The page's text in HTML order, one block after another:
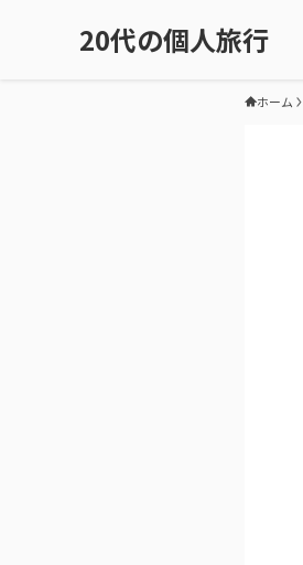
20代の個人旅行
ホーム